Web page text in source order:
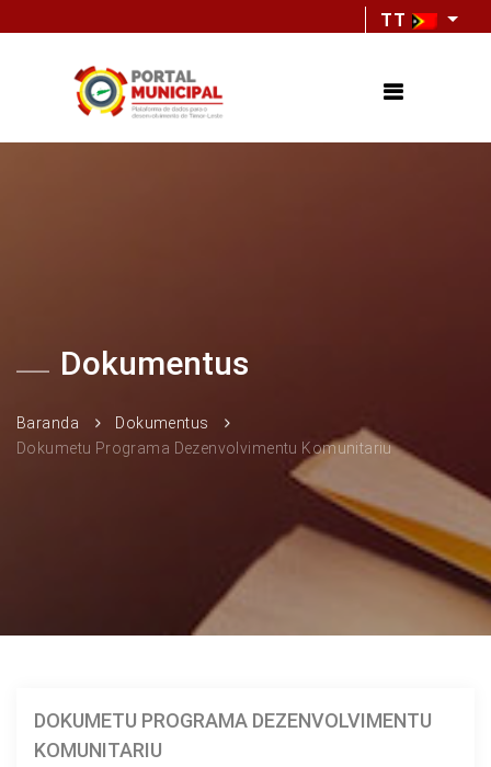
TT
Dokumentus
Baranda
Dokumentus
Dokumetu Programa Dezenvolvimentu Komunitariu
DOKUMETU PROGRAMA DEZENVOLVIMENTU
KOMUNITARIU